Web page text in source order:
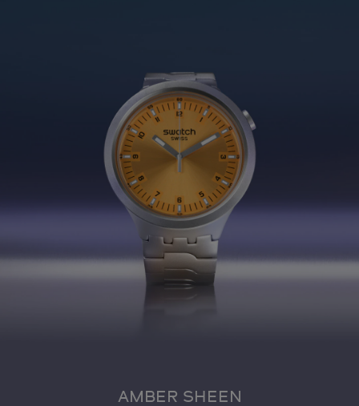
AMBER SHEEN